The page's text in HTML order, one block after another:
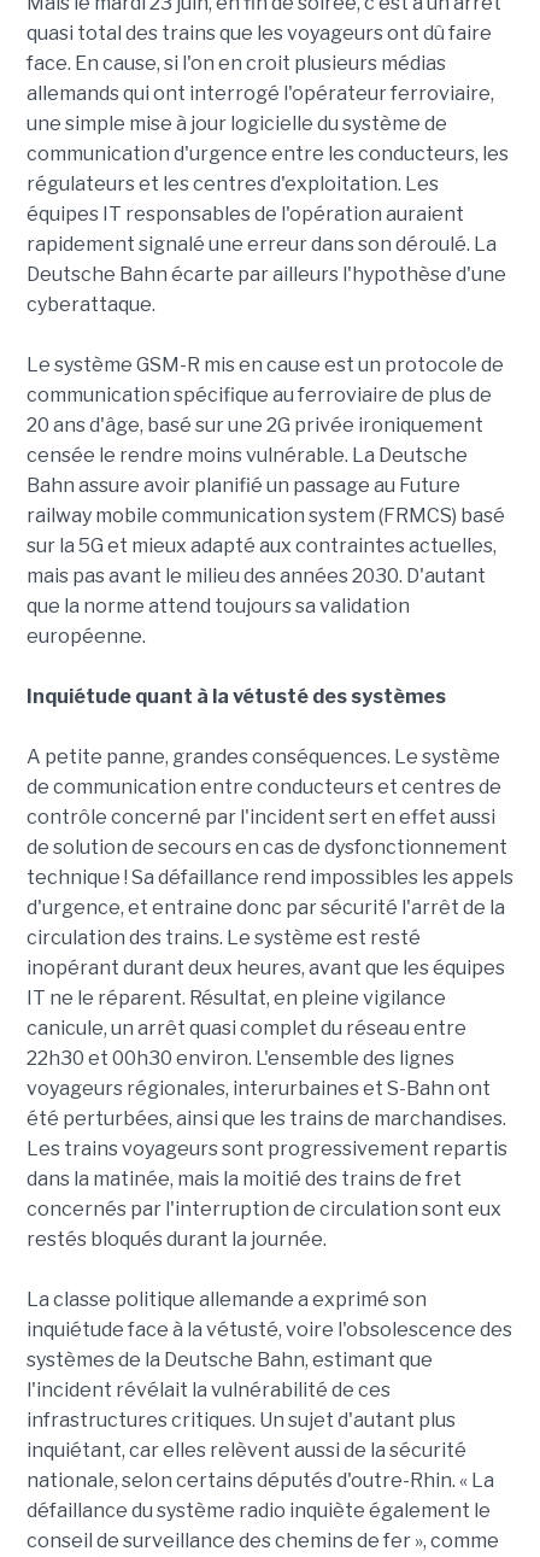
quasi total des trains que les voyageurs ont dû faire
face. En cause, si l'on en croit plusieurs médias
allemands qui ont interrogé l'opérateur ferroviaire,
une simple mise à jour logicielle du système de
communication d'urgence entre les conducteurs, les
régulateurs et les centres d'exploitation. Les
équipes IT responsables de l'opération auraient
rapidement signalé une erreur dans son déroulé. La
Deutsche Bahn écarte par ailleurs l'hypothèse d'une
cyberattaque.
Le système GSM-R mis en cause est un protocole de
communication spécifique au ferroviaire de plus de
20 ans d'âge, basé sur une 2G privée ironiquement
censée le rendre moins vulnérable. La Deutsche
Bahn assure avoir planifié un passage au Future
railway mobile communication system (FRMCS) basé
sur la 5G et mieux adapté aux contraintes actuelles,
mais pas avant le milieu des années 2030. D'autant
que la norme attend toujours sa validation
européenne.
Inquiétude quant à la vétusté des systèmes
A petite panne, grandes conséquences. Le système
de communication entre conducteurs et centres de
contrôle concerné par l'incident sert en effet aussi
de solution de secours en cas de dysfonctionnement
technique ! Sa défaillance rend impossibles les appels
d'urgence, et entraine donc par sécurité l'arrêt de la
circulation des trains. Le système est resté
inopérant durant deux heures, avant que les équipes
IT ne le réparent. Résultat, en pleine vigilance
canicule, un arrêt quasi complet du réseau entre
22h30 et 00h30 environ. L'ensemble des lignes
voyageurs régionales, interurbaines et S-Bahn ont
été perturbées, ainsi que les trains de marchandises.
Les trains voyageurs sont progressivement repartis
dans la matinée, mais la moitié des trains de fret
concernés par l'interruption de circulation sont eux
restés bloqués durant la journée.
La classe politique allemande a exprimé son
inquiétude face à la vétusté, voire l'obsolescence des
systèmes de la Deutsche Bahn, estimant que
l'incident révélait la vulnérabilité de ces
infrastructures critiques. Un sujet d'autant plus
inquiétant, car elles relèvent aussi de la sécurité
nationale, selon certains députés d'outre-Rhin. « La
défaillance du système radio inquiète également le
conseil de surveillance des chemins de fer », comme